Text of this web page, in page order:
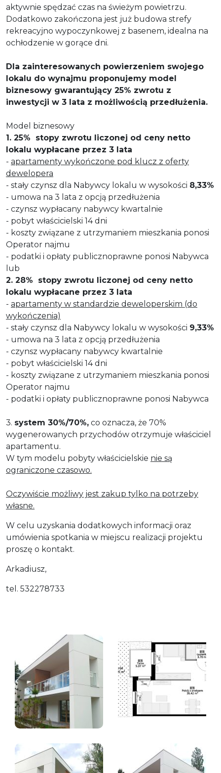
aktywnie spędzać czas na świeżym powietrzu.
Dodatkowo zakończona jest już budowa strefy
rekreacyjno wypoczynkowej z basenem, idealna na
ochłodzenie w gorące dni.
Dla zainteresowanych powierzeniem swojego
lokalu do wynajmu proponujemy model
biznesowy gwarantujący 25% zwrotu z
inwestycji w 3 lata z możliwością przedłużenia.
Model biznesowy
1. 25% stopy zwrotu liczonej od ceny netto
lokalu wypłacane przez 3 lata
- apartamenty wykończone pod klucz z oferty
dewelopera
- stały czynsz dla Nabywcy lokalu w wysokości 8,33%
- umowa na 3 lata z opcją przedłużenia
- czynsz wypłacany nabywcy kwartalnie
- pobyt właścicielski 14 dni
- koszty związane z utrzymaniem mieszkania ponosi
Operator najmu
- podatki i opłaty publicznoprawne ponosi Nabywca
lub
2. 28% stopy zwrotu liczonej od ceny netto
lokalu wypłacane przez 3 lata
- apartamenty w standardzie deweloperskim (do
wykończenia)
- stały czynsz dla Nabywcy lokalu w wysokości 9,33%
- umowa na 3 lata z opcją przedłużenia
- czynsz wypłacany nabywcy kwartalnie
- pobyt właścicielski 14 dni
- koszty związane z utrzymaniem mieszkania ponosi
Operator najmu
- podatki i opłaty publicznoprawne ponosi Nabywca
3. system 30%/70%, co oznacza, że 70%
wygenerowanych przychodów otrzymuje właściciel
apartamentu.
W tym modelu pobyty właścicielskie nie są
ograniczone czasowo.
Oczywiście możliwy jest zakup tylko na potrzeby
własne.
W celu uzyskania dodatkowych informacji oraz
umówienia spotkania w miejscu realizacji projektu
proszę o kontakt.
Arkadiusz,
tel. 532278733